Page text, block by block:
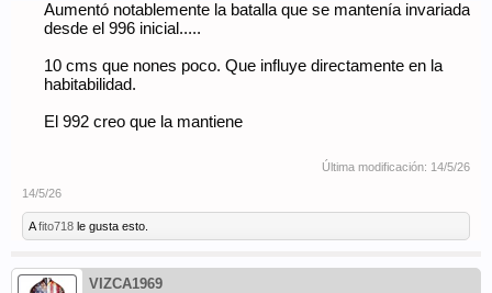
Aumentó notablemente la batalla que se mantenía invariada
desde el 996 inicial.....
10 cms que nones poco. Que influye directamente en la
habitabilidad.
El 992 creo que la mantiene
Última modificación: 14/5/26
14/5/26
Afito718 le gusta esto.
VIZCA1969